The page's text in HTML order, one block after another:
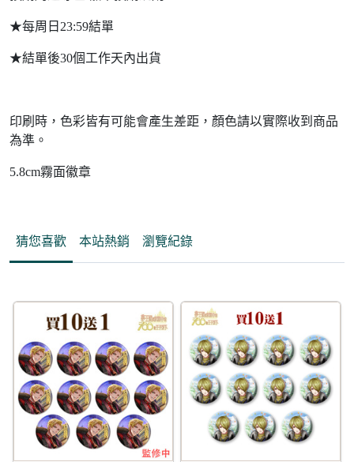
★每周日23:59結單
★結單後30個工作天內出貨
印刷時，色彩皆有可能會產生差距，顏色請以實際收到商品
為準。
5.8cm霧面徽章
猜您喜歡 本站熱銷 瀏覽紀錄